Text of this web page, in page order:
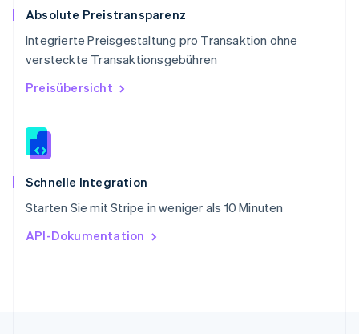
Absolute Preistransparenz
Integrierte Preisgestaltung pro Transaktion ohne
versteckte Transaktionsgebühren
Preisübersicht
Schnelle Integration
Starten Sie mit Stripe in weniger als 10 Minuten
API-Dokumentation
Slowakei
Slowenien
EnglishItaliano
Sonderverwaltungsregion Hongkong,
Spanien
Thailand
ไทยEnglish
English
English